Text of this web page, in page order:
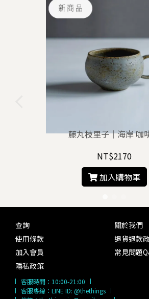
藤丸枝里子
NT$2170
加入購物車
查詢
關於我們
使用條款
退貨退款
加入會員
常見問題
隱私政策
客服時間： 10:00-21:00
客服專線： LINE ID: @thethings